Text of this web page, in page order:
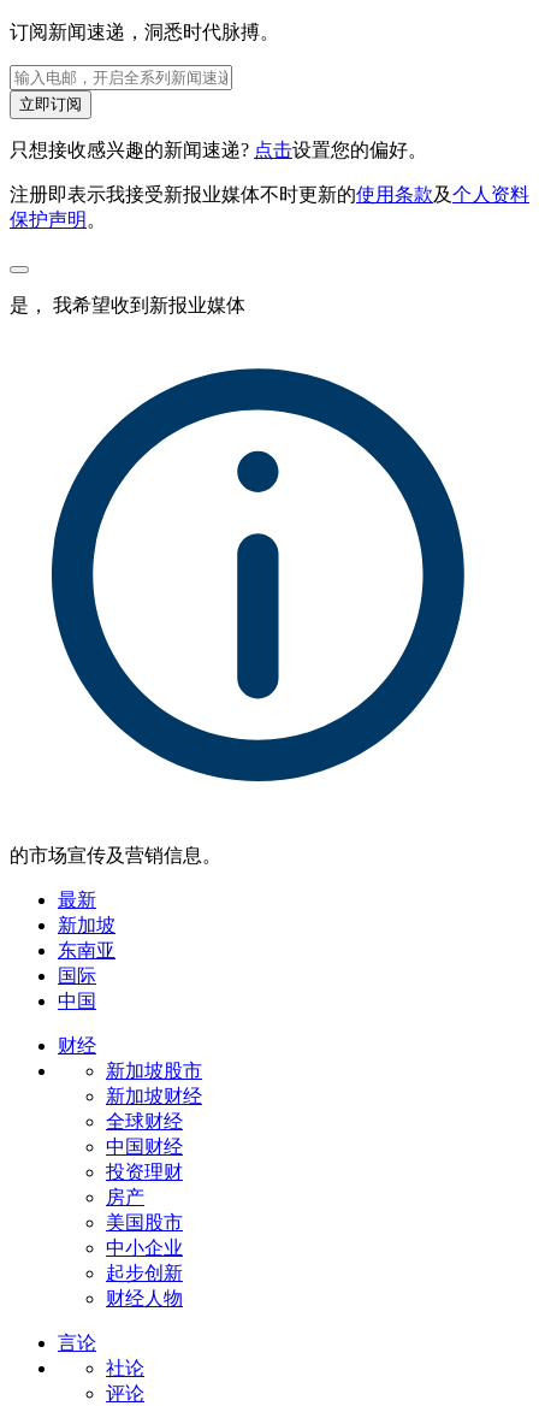
订阅新闻速递，洞悉时代脉搏。
立即订阅
只想接收感兴趣的新闻速递? 点击设置您的偏好。
注册即表示我接受新报业媒体不时更新的使用条款及个人资料
保护声明。
是， 我希望收到新报业媒体
的市场宣传及营销信息。
最新
新加坡
东南亚
国际
中国
财经
新加坡股市
新加坡财经
全球财经
中国财经
投资理财
房产
美国股市
中小企业
起步创新
财经人物
言论
社论
评论